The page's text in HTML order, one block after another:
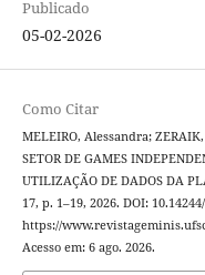
Publicado
05-02-2026
Como Citar
MELEIRO, Alessandra;
SETOR DE GAMES
UTILIZAÇÃO DE DADOS DA
17, p. 1–19, 2026. DOI:
https://
Acesso em: 6 ago. 2026.